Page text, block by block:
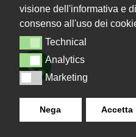
visione dell'informativa e
consenso all'uso dei
TechnicalTechnical
AnalyticsAnalytics
MarketingMarketing
Nega Accetta